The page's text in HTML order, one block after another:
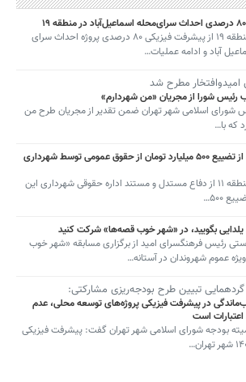
شهردار منطقه ۱۹ از پیشرفت فیزیکی ۸۰ درصدی پروژه احداث سرای
آباد و ادامه عملیات…
مطرح شد
رئیس شورا از مجریان «من شهردارم»
شورای اسلامی شهر تهران ضمن تقدیر از مجریان طرح من
که با…
جلوگیری از تضییع ۵۰۰ میلیارد تومان از حقوق عمومی توسط شهرداری
شهردار منطقه ۱۱ از دفاع مستدل و مستند اداره حقوقی شهرداری این
۵۰۰…
بگویید، در «شهر خوب‌ قصه‌ها» شرکت کنید
رئیس فرهنگسرای امید از برگزاری مسابقه «شهر خوب
عموم شهروندان در آستانه…
تبیین طرح بودجه‌ریزی مشارکتی:
در پیشرفت فیزیکی پروژه‌های توسعه محلی، عدم
است
بودجه شورای اسلامی شهر تهران گفت: پیشرفت فیزیکی